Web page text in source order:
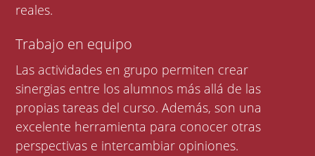
reales.
Trabajo en equipo
Las actividades en grupo permiten crear
sinergias entre los alumnos más allá de las
propias tareas del curso. Además, son una
excelente herramienta para conocer otras
perspectivas e intercambiar opiniones.